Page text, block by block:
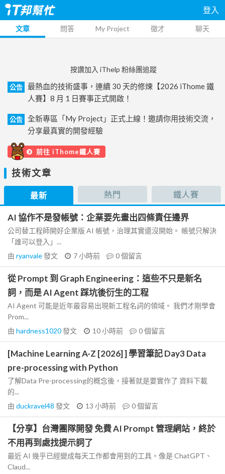
登入
文章 問答 My Project 徵才 聊天
按讚加入 iThelp 粉絲團追蹤
公告
最熱血的技術盛事，連續 30 天的修煉【2026 iThome 鐵
人賽】8 月 1 日賽事正式開啟！
公告
全新專區「My Project」正式上線！邀請你用技術交流，
分享最真實的開發經驗
前往 iThome鐵人賽
技術文章
最新 熱門 鐵人賽
AI 協作不是發帳號：企業要先畫出四條責任邊界
公司替工程師開好企業版 AI 帳號，治理其實還沒開始。 帳號只解決
「誰可以登入」...
由 ryanvale發文 7 小時前 0個留言
從 Prompt 到 Graph Engineering：這些不只是新名
詞，而是 AI Agent 踩坑後衍生的工程
AI Agent 可能是近年最容易出現新工程名詞的領域。 我們才剛學會
Prom...
由 hardness1020發文 10 小時前 0個留言
[Machine Learning A-Z [2026] ] 學習筆記 Day3 Data
pre-processing with Python
了解Data Pre-processing的概念後，接著就是要實作了 資料下載
的...
由 duckravel48 發文 13 小時前 0個留言
【分享】台灣團隊開發 免費 AI Prompt 管理網站，終於
不用再到處找提示詞了
最近 AI 幾乎已經變成每天工作都會用到的工具。像是 ChatGPT、
Claud...